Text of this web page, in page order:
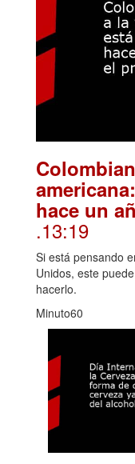
hace un
.13:19
Si está pensando
Unidos, este
hacerlo.
Minuto60